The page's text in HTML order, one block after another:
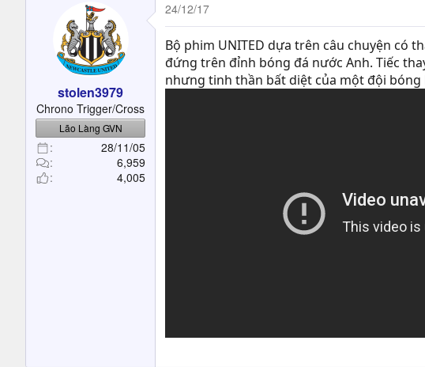
stolen3979
Chrono Trigger/Cross
Lão Làng GVN
28/11/05
6,959
4,005
24/12/17
Bộ phim UNITED dựa trên câu chuyện có
đứng trên đỉnh bóng đá nước Anh. Tiếc
nhưng tinh thần bất diệt của một đội